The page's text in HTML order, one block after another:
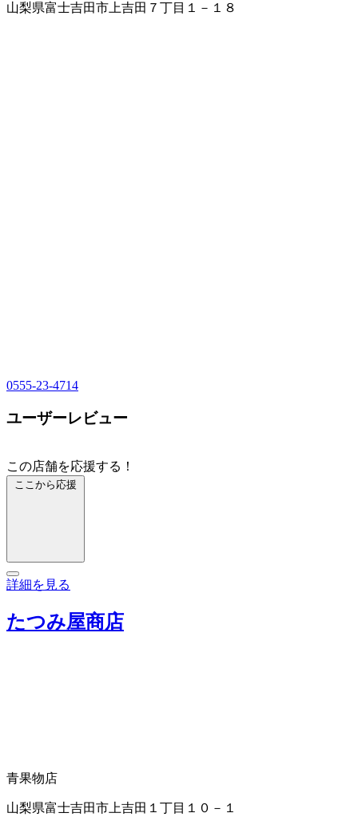
山梨県富士吉田市上吉田７丁目１－１８
0555-23-4714
ユーザーレビュー
この店舗を応援する！
ここから応援
詳細を見る
たつみ屋商店
青果物店
山梨県富士吉田市上吉田１丁目１０－１